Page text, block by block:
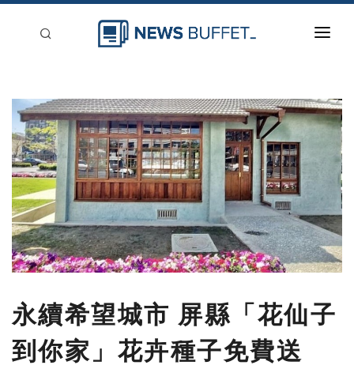
新聞稿分類
登入
刊登
永續希望城市 屏縣「花仙子
到你家」花卉種子免費送